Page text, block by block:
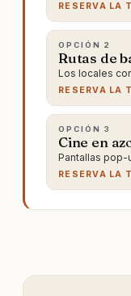
RESERVA LA
OPCIÓN 2
Rutas de
Los locales
RESERVA LA
OPCIÓN 3
Cine en
Pantallas pop-
RESERVA LA